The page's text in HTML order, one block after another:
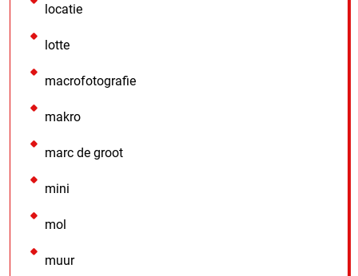
locatie
lotte
macrofotografie
makro
marc de groot
mini
mol
muur